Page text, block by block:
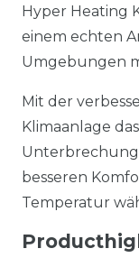
Hyper Heating
einem echten
Umgebungen
Mit der
Klimaanlage
Unterbrechung
besseren
Temperatur